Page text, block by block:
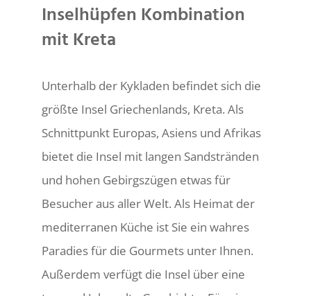
Inselhüpfen Kombination
mit Kreta
Unterhalb der Kykladen befindet sich die
größte Insel Griechenlands, Kreta. Als
Schnittpunkt Europas, Asiens und Afrikas
bietet die Insel mit langen Sandstränden
und hohen Gebirgszügen etwas für
Besucher aus aller Welt. Als Heimat der
mediterranen Küche ist Sie ein wahres
Paradies für die Gourmets unter Ihnen.
Außerdem verfügt die Insel über eine